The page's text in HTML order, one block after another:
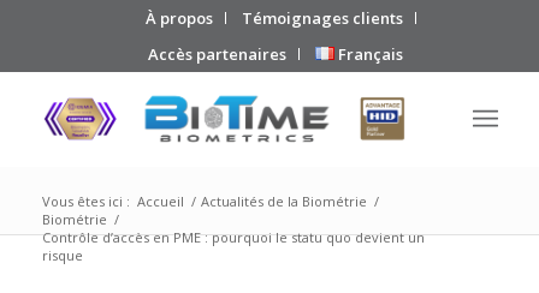
À propos
Témoignages clients
Accès partenaires
Français
Vous êtes ici : Accueil / Actualités de la Biométrie /
Biométrie /
Contrôle d’accès en PME : pourquoi le statu quo devient un
risque